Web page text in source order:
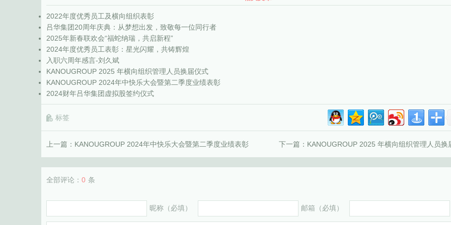
2022年度优秀员工及横向组织表彰
吕华集团20周年庆典：从梦想出发，致敬每一位同行者
2025年新春联欢会“福蛇纳瑞，共启新程”
2024年度优秀员工表彰：星光闪耀，共铸辉煌
入职六周年感言-刘久斌
KANOUGROUP 2025 年横向组织管理人员换届仪式
KANOUGROUP 2024年中快乐大会暨第二季度业绩表彰
2024财年吕华集团虚拟股签约仪式
标签
上一篇： KANOUGROUP 2024年中快乐大会暨第二季度业绩表彰 下一篇： KANOUGROUP 2025 年横向组织管理人员换
全部评论： 0 条
昵称（必填） 邮箱（必填）